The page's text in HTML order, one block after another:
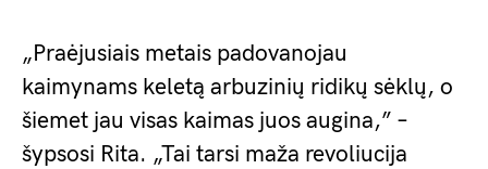
„Praėjusiais metais padovanojau
kaimynams keletą arbuzinių ridikų sėklų, o
šiemet jau visas kaimas juos augina,” –
šypsosi Rita. „Tai tarsi maža revoliucija